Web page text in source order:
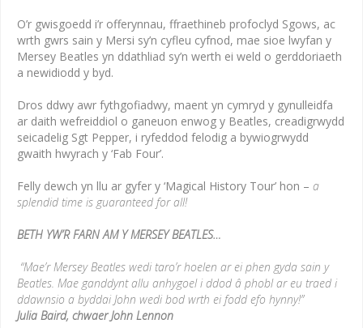
O’r gwisgoedd i’r offerynnau, ffraethineb profoclyd Sgows, ac
wrth gwrs sain y Mersi sy’n cyfleu cyfnod, mae sioe lwyfan y
Mersey Beatles yn ddathliad sy’n werth ei weld o gerddoriaeth
a newidiodd y byd.
Dros ddwy awr fythgofiadwy, maent yn cymryd y gynulleidfa
ar daith wefreiddiol o ganeuon enwog y Beatles, creadigrwydd
seicadelig Sgt Pepper, i ryfeddod felodig a bywiogrwydd
gwaith hwyrach y ‘Fab Four’.
Felly dewch yn llu ar gyfer y ‘Magical History Tour’ hon – a
splendid time is guaranteed for all!
BETH YW’R FARN AM Y MERSEY BEATLES…
“Mae’r Mersey Beatles wedi taro’r hoelen ar ei phen gyda sain y
Beatles. Mae ganddynt allu anhygoel i ddod â phobl ar eu traed i
ddawnsio a byddai John wedi bod wrth ei fodd efo hynny!”
Julia Baird, chwaer John Lennon